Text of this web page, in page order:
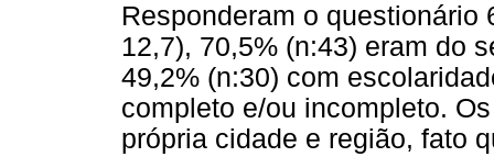
Responderam o questionário
12,7), 70,5% (n:43) eram do
49,2% (n:30) com
completo e/ou incompleto.
própria cidade e região, fato